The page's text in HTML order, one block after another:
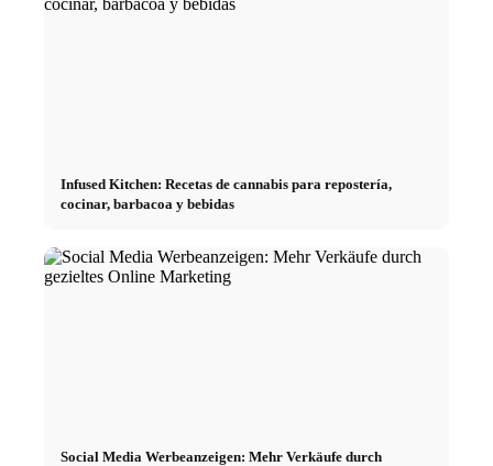
Infused Kitchen: Recetas de cannabis para repostería,
cocinar, barbacoa y bebidas
Social Media Werbeanzeigen: Mehr Verkäufe durch